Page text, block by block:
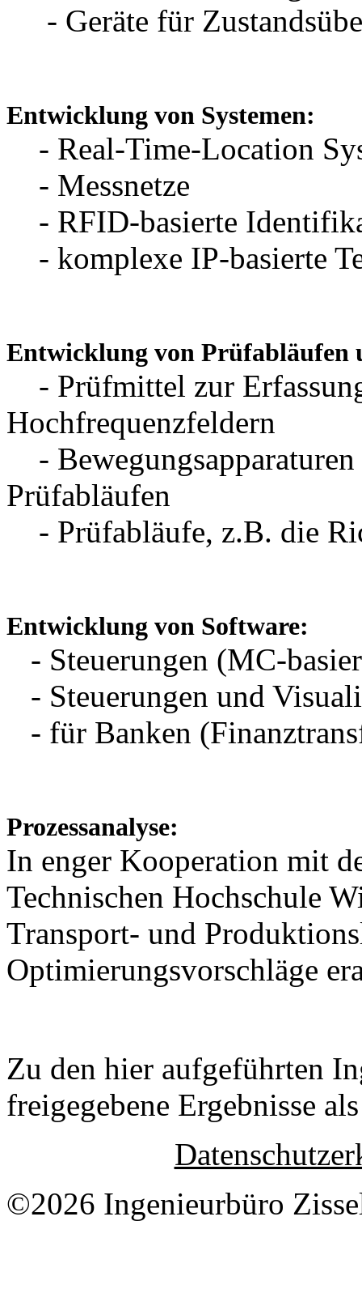
- Geräte für
Entwicklung von Systemen:
- Real-Time-Location
- Messnetze
- RFID-basierte
- komplexe IP-basierte
Entwicklung von Prüfabläufen
- Prüfmittel zur
Hochfrequenzfeldern
-
Prüfabläufen
- Prüfabläufe, z.B. die
Entwicklung von Software:
- Steuerungen (MC-
- Steuerungen und
- für Banken
Prozessanalyse:
In enger Kooperation mit
Technischen Hochschule
Transport- und
Optimierungsvorschläge
Zu den hier aufgeführten
freigegebene Ergebnisse
©2026 Ingenieurbüro